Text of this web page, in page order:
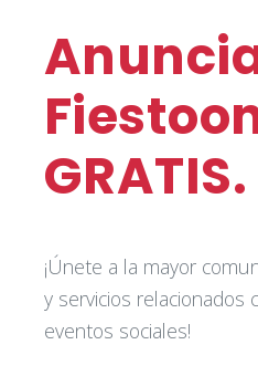
GRATIS.
¡Únete a la mayor
y servicios relacionados
eventos sociales!